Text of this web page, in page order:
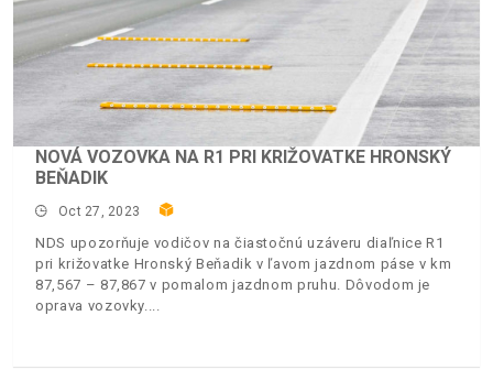
NOVÁ VOZOVKA NA R1 PRI KRIŽOVATKE HRONSKÝ
BEŇADIK
Oct 27, 2023
NDS upozorňuje vodičov na čiastočnú uzáveru diaľnice R1
pri križovatke Hronský Beňadik v ľavom jazdnom páse v km
87,567 – 87,867 v pomalom jazdnom pruhu. Dôvodom je
oprava vozovky.